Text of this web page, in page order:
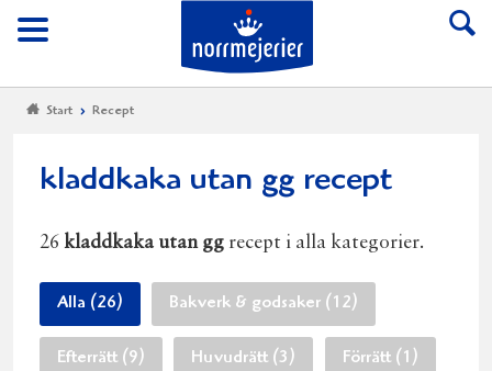
Meny
Till Norrmejerier
Start Recept
kladdkaka utan gg recept
26 kladdkaka utan gg recept i alla kategorier.
Alla (26) Bakverk & godsaker (12)
Efterrätt (9) Huvudrätt (3) Förrätt (1)